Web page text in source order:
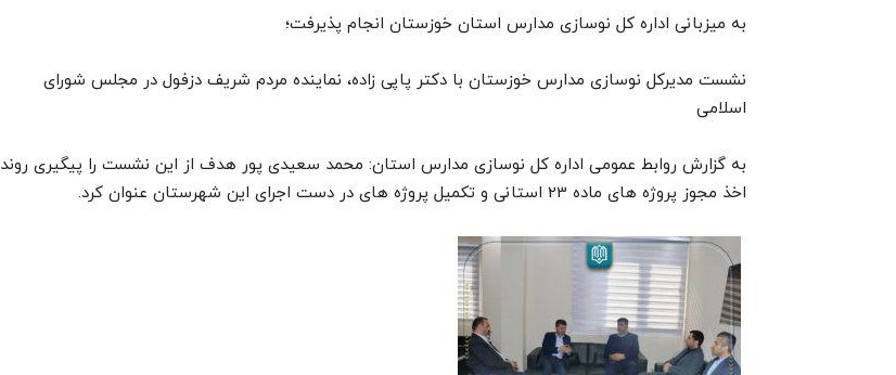
به میزبانی اداره کل نوسازی مدارس استان خوزستان انجام پذیرفت؛
نشست مدیرکل نوسازی مدارس خوزستان با دکتر پاپی زاده، نماینده مردم شریف دزفول در مجلس شورای
اسلامی
به گزارش روابط عمومی اداره کل نوسازی مدارس استان: محمد سعیدی پور هدف از این نشست را پیگیری روند
اخذ مجوز پروژه های ماده 23 استانی و تکمیل پروژه های در دست اجرای این شهرستان عنوان کرد.